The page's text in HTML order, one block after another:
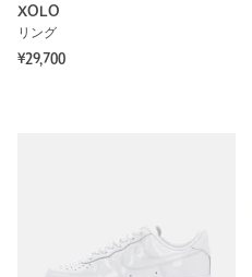
XOLO
リング
¥29,700